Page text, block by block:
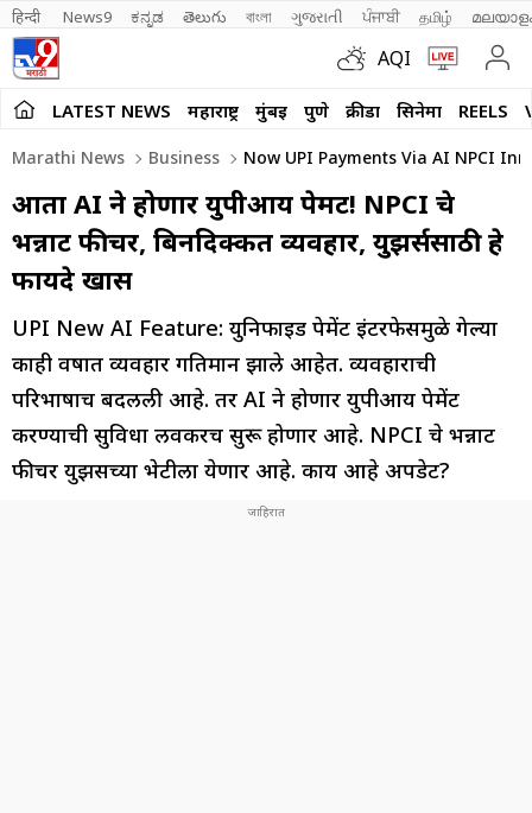
हिन्दी News9 ಕನ್ನಡ తెలుగు বাংলা ગુજરાતી ਪੰਜਾਬੀ தமிழ்
AQI
LATEST NEWS महाराष्ट्र मुंबई पुणे क्रीडा सिनेमा REELS
Marathi News Business Now UPI Payments Via AI NPCI
आता AI ने होणार युपीआय पेमेंट! NPCI चे
भन्नाट फीचर, बिनदिक्कत व्यवहार, युझर्ससाठी हे
फायदे खास
UPI New AI Feature: युनिफाईड पेमेंट इंटरफेसमुळे गेल्या
काही वर्षात व्यवहार गतिमान झाले आहेत. व्यवहाराची
परिभाषाच बदलली आहे. तर AI ने होणार युपीआय पेमेंट
करण्याची सुविधा लवकरच सुरू होणार आहे. NPCI चे भन्नाट
फीचर युझर्सच्या भेटीला येणार आहे. काय आहे अपडेट?